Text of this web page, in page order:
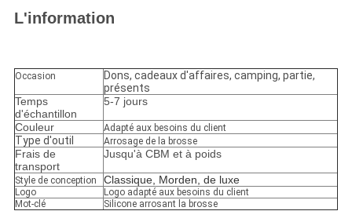
L'information
Occasion
Dons, cadeaux d'affaires, camping, partie,
présents
Temps
d'échantillon
5-7 jours
Couleur Adapté aux besoins du client
Type d'outil Arrosage de la brosse
Frais de
transport
Jusqu'à CBM et à poids
Style de conception Classique, Morden, de luxe
Logo
Logo adapté aux besoins du client
Mot-clé
Silicone arrosant la brosse